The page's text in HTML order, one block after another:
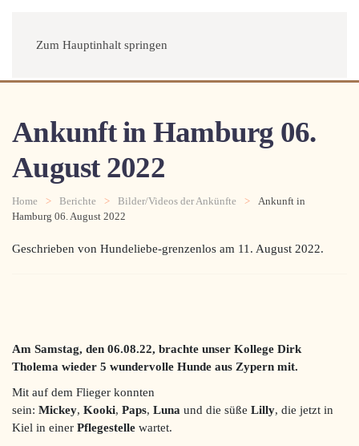
Zum Hauptinhalt springen
Menü
Ankunft in Hamburg 06.
August 2022
Home Berichte Bilder/Videos der Ankünfte
Ankunft in
Hamburg 06. August 2022
Geschrieben von Hundeliebe-grenzenlos am 11. August 2022.
Am Samstag, den 06.08.22, brachte unser Kollege Dirk
Tholema wieder 5 wundervolle Hunde aus Zypern mit.
Mit auf dem Flieger konnten
sein: Mickey, Kooki, Paps, Luna und die süße Lilly, die jetzt in
Kiel in einer Pflegestelle wartet.